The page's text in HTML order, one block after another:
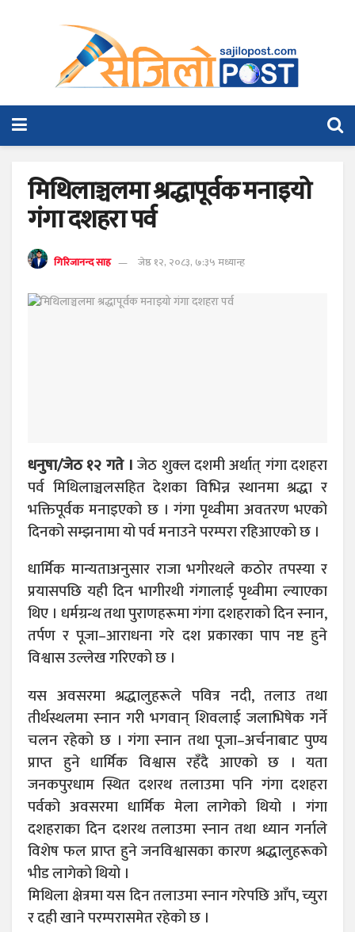
मिथिलाञ्चलमा श्रद्धापूर्वक मनाइयो
गंगा दशहरा पर्व
गिरिजानन्द साह जेष्ठ १२, २०८३, ७:३५ मध्यान्ह
धनुषा/जेठ १२ गते ।जेठ शुक्ल दशमी अर्थात् गंगा दशहरा
पर्व मिथिलाञ्चलसहित देशका विभिन्न स्थानमा श्रद्धा र
भक्तिपूर्वक मनाइएको छ । गंगा पृथ्वीमा अवतरण भएको
दिनको सम्झनामा यो पर्व मनाउने परम्परा रहिआएको छ ।
धार्मिक मान्यताअनुसार राजा भगीरथले कठोर तपस्या र
प्रयासपछि यही दिन भागीरथी गंगालाई पृथ्वीमा ल्याएका
थिए । धर्मग्रन्थ तथा पुराणहरूमा गंगा दशहराको दिन स्नान,
तर्पण र पूजा–आराधना गरे दश प्रकारका पाप नष्ट हुने
विश्वास उल्लेख गरिएको छ ।
यस अवसरमा श्रद्धालुहरूले पवित्र नदी, तलाउ तथा
तीर्थस्थलमा स्नान गरी भगवान् शिवलाई जलाभिषेक गर्ने
चलन रहेको छ । गंगा स्नान तथा पूजा–अर्चनाबाट पुण्य
प्राप्त हुने धार्मिक विश्वास रहँदै आएको छ । यता
जनकपुरधाम स्थित दशरथ तलाउमा पनि गंगा दशहरा
पर्वको अवसरमा धार्मिक मेला लागेको थियो । गंगा
दशहराका दिन दशरथ तलाउमा स्नान तथा ध्यान गर्नाले
विशेष फल प्राप्त हुने जनविश्वासका कारण श्रद्धालुहरूको
भीड लागेको थियो ।
मिथिला क्षेत्रमा यस दिन तलाउमा स्नान गरेपछि आँप, च्युरा
र दही खाने परम्परासमेत रहेको छ ।